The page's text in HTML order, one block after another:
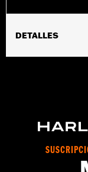
DETALLES
d.com/warranty
Importado